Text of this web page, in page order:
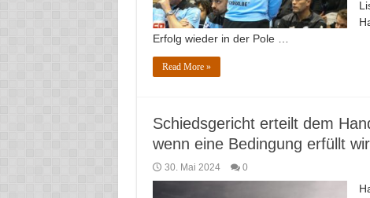
Erfolg wieder in der Pole …
Read More »
Schiedsgericht erteilt dem
wenn eine Bedingung erfüllt
30. Mai 2024 0